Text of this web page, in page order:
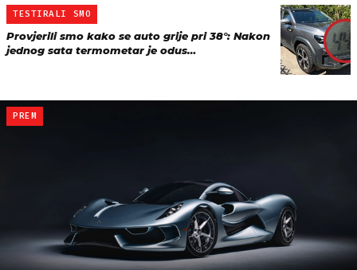
TESTIRALI SMO
Provjerili smo kako se auto grije pri 38°: Nakon
jednog sata termometar je odus…
PREM